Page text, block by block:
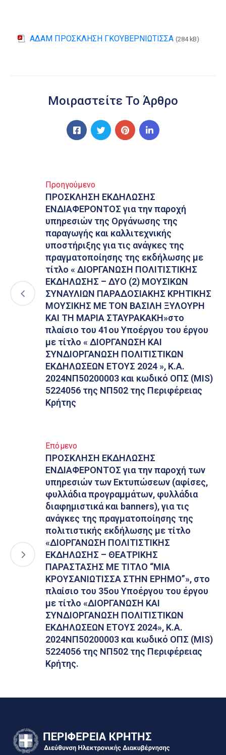
ΑΔΑΜ ΠΡΟΣΚΛΗΣΗ ΓΚΟΥΒΕΡΝΙΩΤΙΣΣΑ (284 kB)
Μοιραστείτε Το Άρθρο
Προηγούμενο
ΠΡΟΣΚΛΗΣΗ ΕΚΔΗΛΩΣΗΣ
ΕΝΔΙΑΦΕΡΟΝΤΟΣ για την παροχή
υπηρεσιών της Οργάνωσης της
παραγωγής και καλλιτεχνικής
υποστήριξης για τις ανάγκες της
πραγματοποίησης της εκδήλωσης με
τίτλο « ΔΙΟΡΓΑΝΩΣΗ ΠΟΛΙΤΙΣΤΙΚΗΣ
ΕΚΔΗΛΩΣΗΣ – ΔΥΟ (2) ΜΟΥΣΙΚΩΝ
ΣΥΝΑΥΛΙΩΝ ΠΑΡΑΔΟΣΙΑΚΗΣ ΚΡΗΤΙΚΗΣ
ΜΟΥΣΙΚΗΣ ΜΕ ΤΟΝ ΒΑΣΙΛΗ ΞΥΛΟΥΡΗ
ΚΑΙ ΤΗ ΜΑΡΙΑ ΣΤΑΥΡΑΚΑΚΗ»στο
πλαίσιο του 41ου Υποέργου του έργου
με τίτλο « ΔΙΟΡΓΑΝΩΣΗ ΚΑΙ
ΣΥΝΔΙΟΡΓΑΝΩΣΗ ΠΟΛΙΤΙΣΤΙΚΩΝ
ΕΚΔΗΛΩΣΕΩΝ ΕΤΟΥΣ 2024 », Κ.Α.
2024ΝΠ50200003 και κωδικό ΟΠΣ (MIS)
5224056 της ΝΠ502 της Περιφέρειας
Κρήτης
Επόμενο
ΠΡΟΣΚΛΗΣΗ ΕΚΔΗΛΩΣΗΣ
ΕΝΔΙΑΦΕΡΟΝΤΟΣ για την παροχή των
υπηρεσιών των Εκτυπώσεων (αφίσες,
φυλλάδια προγραμμάτων, φυλλάδια
διαφημιστικά και banners), για τις
ανάγκες της πραγματοποίησης της
πολιτιστικής εκδήλωσης με τίτλο
«ΔΙΟΡΓΑΝΩΣΗ ΠΟΛΙΤΙΣΤΙΚΗΣ
ΕΚΔΗΛΩΣΗΣ – ΘΕΑΤΡΙΚΗΣ
ΠΑΡΑΣΤΑΣΗΣ ΜΕ ΤΙΤΛΟ “ΜΙΑ
ΚΡΟΥΣΑΝΙΩΤΙΣΣΑ ΣΤΗΝ ΕΡΗΜΟ”», στο
πλαίσιο του 35ου Υποέργου του έργου
με τίτλο «ΔΙΟΡΓΑΝΩΣΗ ΚΑΙ
ΣΥΝΔΙΟΡΓΑΝΩΣΗ ΠΟΛΙΤΙΣΤΙΚΩΝ
ΕΚΔΗΛΩΣΕΩΝ ΕΤΟΥΣ 2024», Κ.Α.
2024ΝΠ50200003 και κωδικό ΟΠΣ (MIS)
5224056 της ΝΠ502 της Περιφέρειας
Κρήτης.